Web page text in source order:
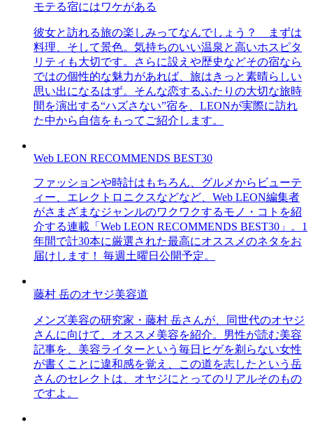
モテる宿にはワケがある
彼女と訪れる旅の楽しみってなんでしょう？ まずは
料理、そして景色。気持ちのいい温泉と高いホスピタ
リティも大切です。さらに設えや歴史などその宿なら
ではの個性的な魅力があれば、旅はきっと素晴らしい
思い出になるはず。そんな恋するふたりの大切な旅時
間を演出する“ハズさない”宿を、LEONが実際に訪れ
た中から自信をもってご紹介します。
Web LEON RECOMMENDS BEST30
ファッションや時計はもちろん、グルメからビューテ
ィー、エレクトロニクスなどなど、Web LEON編集者
がさまざまなジャンルのワクワクするモノ・コトを紹
介する連載「Web LEON RECOMMENDS BEST30」。1
年間で計30本に厳選された最高にオススメのネタをお
届けします！ 毎週土曜日公開予定。
藤村 岳のオヤジ美容道
メンズ美容の研究家・藤村 岳さんが、同世代のオヤジ
さんに向けて、オススメ美容を紹介。男性が読む美容
記事を、美容ライターという毎日ヒゲを剃らない女性
が書くことに違和感を覚え、この道を志したという岳
さんのセレクトは、オヤジにとってのリアルそのもの
ですよ。